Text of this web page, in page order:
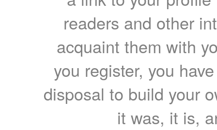
readers and other
acquaint them with
you register, you
disposal to build your
it was, it is,